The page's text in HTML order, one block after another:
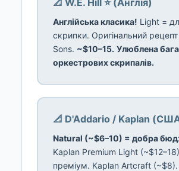
Англійська класика! Light =
скрипки. Оригінальний рецепт
Sons. ~$10–15. Улюблена
оркестрових скрипалів.
📐 D'Addario / Kaplan
Natural (~$6–10) = добра
Kaplan Premium Light
преміум. Kaplan Artcraft (~$8).